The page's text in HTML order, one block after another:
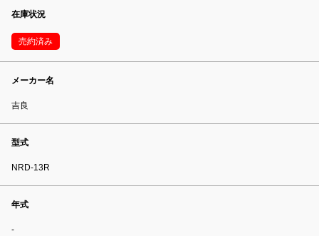
在庫状況
売約済み
メーカー名
吉良
型式
NRD-13R
年式
-